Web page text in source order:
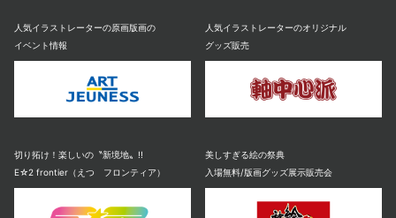
人気イラストレーターの原画版画の
イベント情報
人気イラストレーターのオリジナル
グッズ販売
切り拓け！楽しいの〝新境地〟!!
E☆2 frontier（えつ フロンティア）
美しすぎる絵の祭典
入場無料/版画グッズ展示販売会